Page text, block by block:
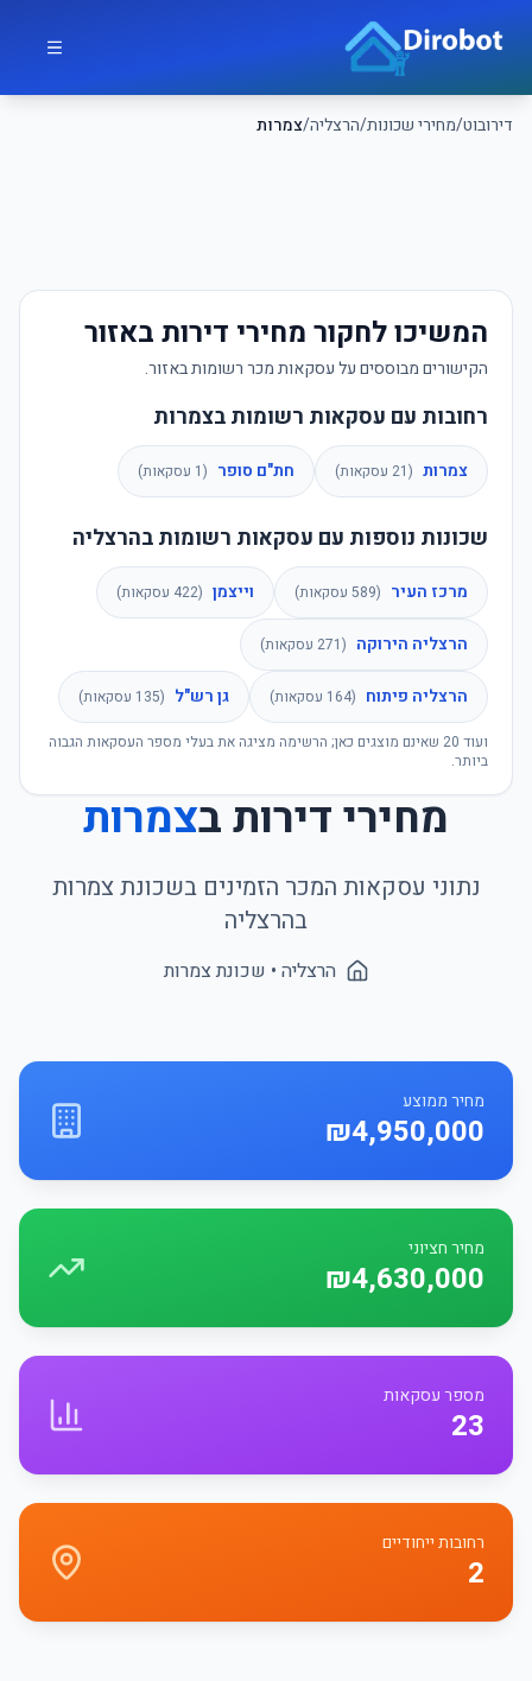
דירובוט/מחירי שכונות/הרצליה/צמרות
דירובוט
המשיכו לחקור מחירי דירות באזור
הקישורים מבוססים על עסקאות מכר רשומות באזור.
רחובות עם עסקאות רשומות בצמרות
צמרות (
21 עסקאות) חת"ם סופר (
1 עסקאות)
שכונות נוספות עם עסקאות רשומות בהרצליה
מרכז העיר (
589 עסקאות) וייצמן (
422 עסקאות)
הרצליה הירוקה (
271 עסקאות)
הרצליה פיתוח (
164 עסקאות) גן רש"ל (
135 עסקאות)
ועוד 20 שאינם מוצגים כאן; הרשימה מציגה את בעלי מספר העסקאות הגבוה
ביותר.
מחירי דירות בצמרות
נתוני עסקאות המכר הזמינים בשכונתצמרות
בהרצליה
הרצליה • שכונת צמרות
מחיר ממוצע
₪4,950,000
מחיר חציוני
₪4,630,000
מספר עסקאות
23
רחובות ייחודיים
2